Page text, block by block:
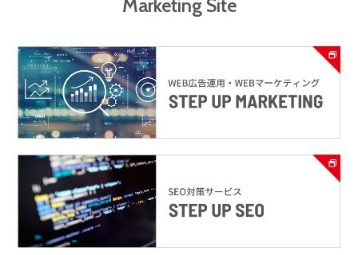
Marketing Site